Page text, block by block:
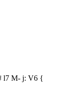
l7 M- j: V6 {